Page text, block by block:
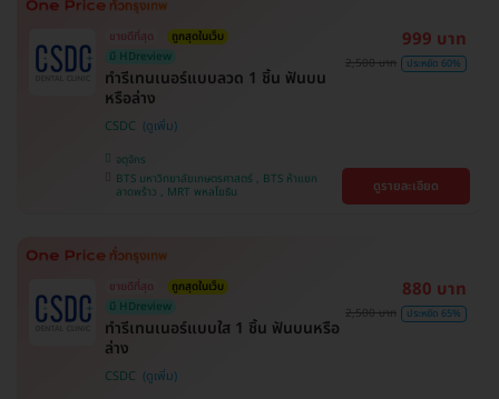
ขายดีที่สุด
ถูกสุดในเว็บ
มี HDreview
ทำรีเทนเนอร์แบบลวด 1 ชิ้น ฟันบน
หรือล่าง
CSDC
จตุจักร
BTS มหาวิทยาลัยเกษตรศาสตร์ , BTS ห้าแยก
ลาดพร้าว , MRT พหลโยธิน
999 บาท
2,500 บาท ประหยัด 60%
ดูรายละเอียด
ขายดีที่สุด
ถูกสุดในเว็บ
มี HDreview
ทำรีเทนเนอร์แบบใส 1 ชิ้น ฟันบนหรือ
ล่าง
CSDC
880 บาท
2,500 บาท ประหยัด 65%